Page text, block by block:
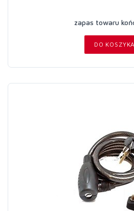
zapas towaru
DO KOSZYKA